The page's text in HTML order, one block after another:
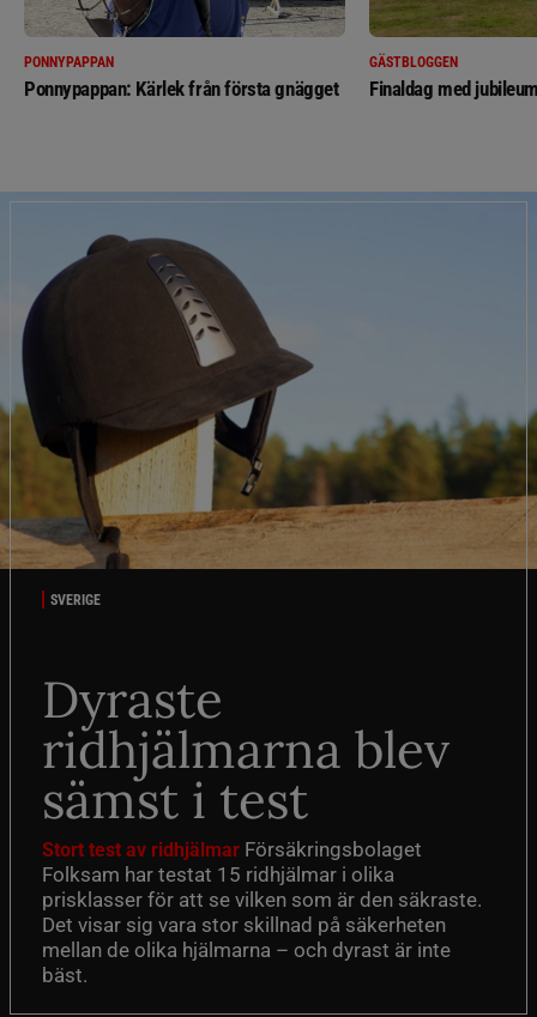
PONNYPAPPAN
Ponnypappan: Kärlek från första gnägget
GÄSTBLOGGEN
Finaldag med
SVERIGE
Dyraste
ridhjälmarna blev
sämst i test
Stort test av ridhjälmar Försäkringsbolaget
Folksam har testat 15 ridhjälmar i olika
prisklasser för att se vilken som är den säkraste.
Det visar sig vara stor skillnad på säkerheten
mellan de olika hjälmarna – och dyrast är inte
bäst.